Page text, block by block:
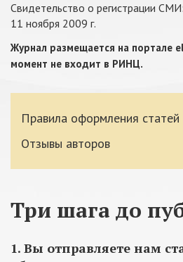
Свидетельство о регистрации
11 ноября 2009 г.
Журнал размещается на портале
момент не входит в РИНЦ.
Правила оформления статей
Отзывы авторов
Три шага до
1. Вы отправляете нам